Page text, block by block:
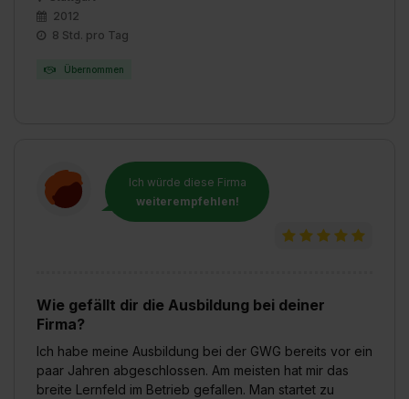
2012
8 Std. pro Tag
Übernommen
Ich würde diese Firma
weiterempfehlen!
Wie gefällt dir die Ausbildung bei deiner
Firma?
Ich habe meine Ausbildung bei der GWG bereits vor ein
paar Jahren abgeschlossen. Am meisten hat mir das
breite Lernfeld im Betrieb gefallen. Man startet zu